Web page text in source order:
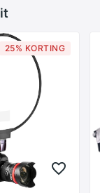
25% KORTING